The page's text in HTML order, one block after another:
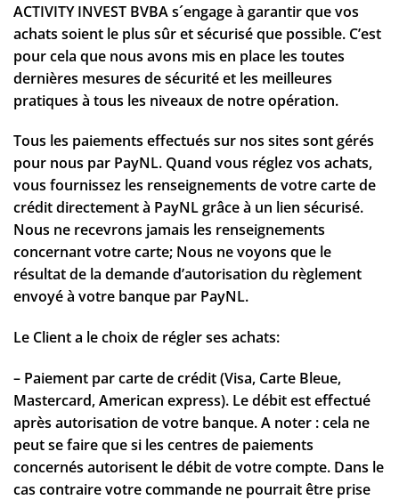
ACTIVITY INVEST BVBA s´engage à garantir que vos
achats soient le plus sûr et sécurisé que possible. C’est
pour cela que nous avons mis en place les toutes
dernières mesures de sécurité et les meilleures
pratiques à tous les niveaux de notre opération.
Tous les paiements effectués sur nos sites sont gérés
pour nous par PayNL. Quand vous réglez vos achats,
vous fournissez les renseignements de votre carte de
crédit directement à PayNL grâce à un lien sécurisé.
Nous ne recevrons jamais les renseignements
concernant votre carte; Nous ne voyons que le
résultat de la demande d’autorisation du règlement
envoyé à votre banque par PayNL.
Le Client a le choix de régler ses achats:
– Paiement par carte de crédit (Visa, Carte Bleue,
Mastercard, American express). Le débit est effectué
après autorisation de votre banque. A noter : cela ne
peut se faire que si les centres de paiements
concernés autorisent le débit de votre compte. Dans le
cas contraire votre commande ne pourrait être prise